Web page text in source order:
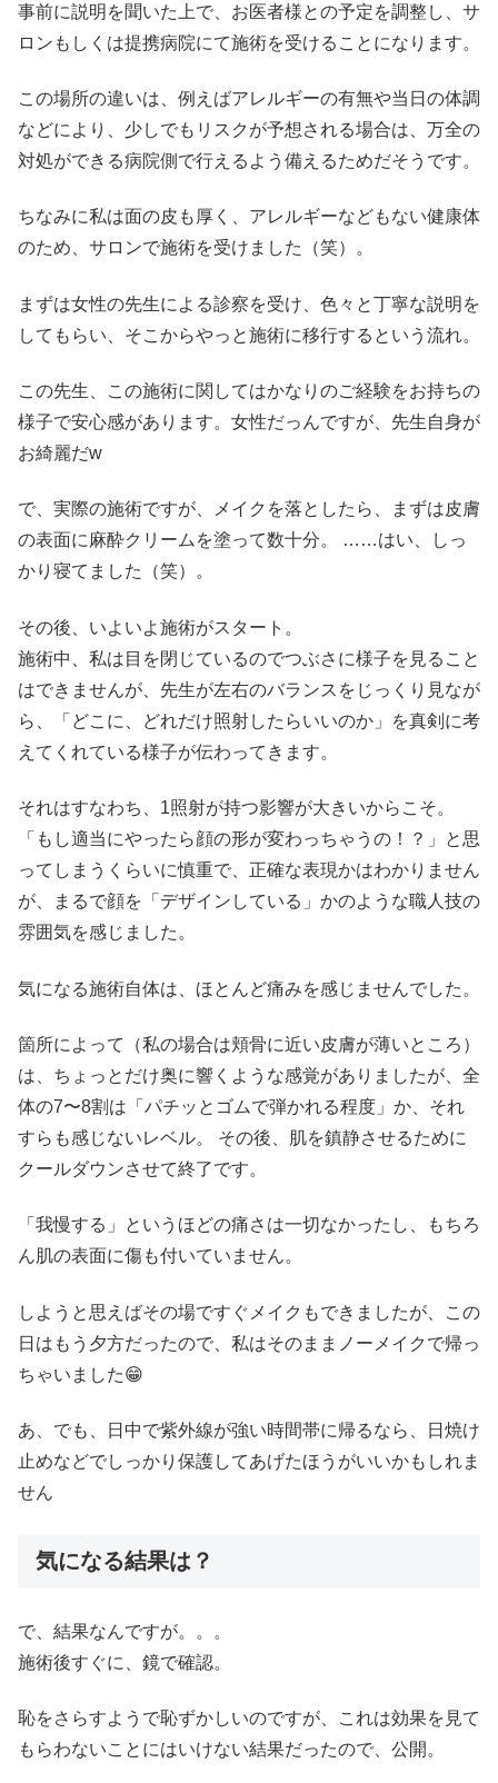
事前に説明を聞いた上で、お医者様との予定を調整し、サ
ロンもしくは提携病院にて施術を受けることになります。
この場所の違いは、例えばアレルギーの有無や当日の体調
などにより、少しでもリスクが予想される場合は、万全の
対処ができる病院側で行えるよう備えるためだそうです。
ちなみに私は面の皮も厚く、アレルギーなどもない健康体
のため、サロンで施術を受けました（笑）。
まずは女性の先生による診察を受け、色々と丁寧な説明を
してもらい、そこからやっと施術に移行するという流れ。
この先生、この施術に関してはかなりのご経験をお持ちの
様子で安心感があります。女性だっんですが、先生自身が
お綺麗だw
で、実際の施術ですが、メイクを落としたら、まずは皮膚
の表面に麻酔クリームを塗って数十分。 ……はい、しっ
かり寝てました（笑）。
その後、いよいよ施術がスタート。
施術中、私は目を閉じているのでつぶさに様子を見ること
はできませんが、先生が左右のバランスをじっくり見なが
ら、「どこに、どれだけ照射したらいいのか」を真剣に考
えてくれている様子が伝わってきます。
それはすなわち、1照射が持つ影響が大きいからこそ。
「もし適当にやったら顔の形が変わっちゃうの！？」と思
ってしまうくらいに慎重で、正確な表現かはわかりません
が、まるで顔を「デザインしている」かのような職人技の
雰囲気を感じました。
気になる施術自体は、ほとんど痛みを感じませんでした。
箇所によって（私の場合は頬骨に近い皮膚が薄いところ）
は、ちょっとだけ奥に響くような感覚がありましたが、全
体の7〜8割は「パチッとゴムで弾かれる程度」か、それ
すらも感じないレベル。 その後、肌を鎮静させるために
クールダウンさせて終了です。
「我慢する」というほどの痛さは一切なかったし、もちろ
ん肌の表面に傷も付いていません。
しようと思えばその場ですぐメイクもできましたが、この
日はもう夕方だったので、私はそのままノーメイクで帰っ
ちゃいました😁
あ、でも、日中で紫外線が強い時間帯に帰るなら、日焼け
止めなどでしっかり保護してあげたほうがいいかもしれま
せん
気になる結果は？
で、結果なんですが。。。
施術後すぐに、鏡で確認。
恥をさらすようで恥ずかしいのですが、これは効果を見て
もらわないことにはいけない結果だったので、公開。